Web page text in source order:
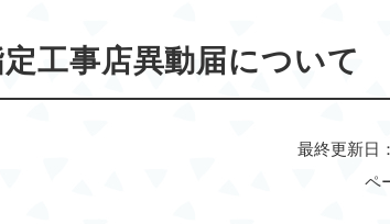
工事店異動届について
最終更新日
ペ